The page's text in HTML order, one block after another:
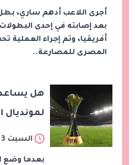
أجرى اللاعب أدهم ساري،
بعد إصابته في إحدى
أفريقيا، وتم إجراء العملية
المصرى للمصارعة..
هل يساعد
لمونديال
الأبيض»
السبت 13/مايو/2023 - 11:03 م
بعدما وضع